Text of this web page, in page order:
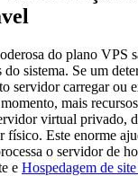
do plano VPS
sistema. Se um
servidor carregar ou
mais
virtual privado,
físico. Este enorme
o servidor de
e Hospedagem de